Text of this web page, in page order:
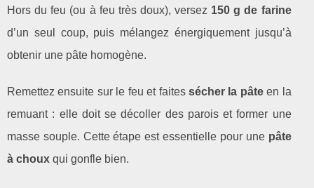
Hors du feu (ou à feu très doux), versez 150 g de farine
d’un seul coup, puis mélangez énergiquement jusqu’à
obtenir une pâte homogène.
Remettez ensuite sur le feu et faites sécher la pâteen la
remuant : elle doit se décoller des parois et former une
masse souple. Cette étape est essentielle pour une pâte
à choux qui gonfle bien.